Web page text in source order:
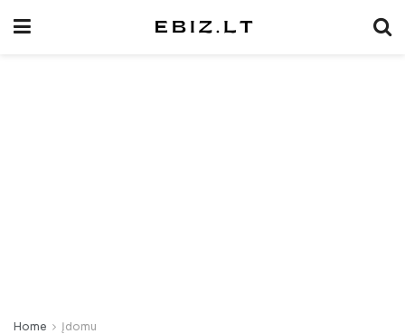
Home Įdomu